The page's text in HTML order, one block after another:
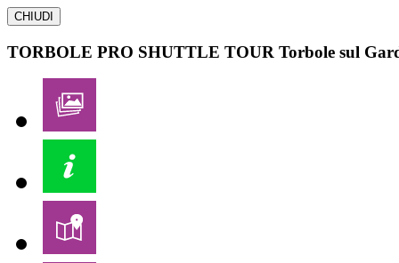
CHIUDI
TORBOLE PRO SHUTTLE TOUR Torbole sul